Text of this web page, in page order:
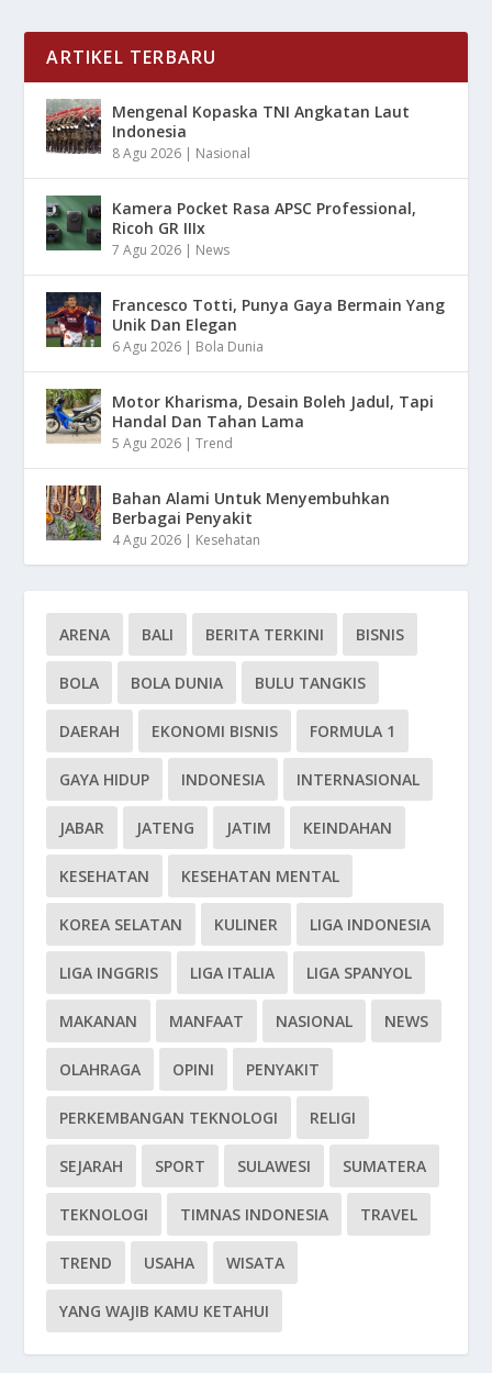
ARTIKEL TERBARU
Mengenal Kopaska TNI Angkatan Laut
Indonesia
8 Agu 2026 | Nasional
Kamera Pocket Rasa APSC Professional,
Ricoh GR IIIx
7 Agu 2026 | News
Francesco Totti, Punya Gaya Bermain Yang
Unik Dan Elegan
6 Agu 2026 | Bola Dunia
Motor Kharisma, Desain Boleh Jadul, Tapi
Handal Dan Tahan Lama
5 Agu 2026 |Trend
Bahan Alami Untuk Menyembuhkan
Berbagai Penyakit
4 Agu 2026 | Kesehatan
ARENA BALI BERITA TERKINI BISNIS
BOLA BOLA DUNIA BULU TANGKIS
DAERAH EKONOMI BISNIS FORMULA 1
GAYA HIDUP INDONESIA INTERNASIONAL
JABAR JATENG JATIM KEINDAHAN
KESEHATAN KESEHATAN MENTAL
KOREA SELATAN KULINER LIGA INDONESIA
LIGA INGGRIS LIGA ITALIA LIGA SPANYOL
MAKANAN MANFAAT NASIONAL NEWS
OLAHRAGA OPINI PENYAKIT
PERKEMBANGAN TEKNOLOGI RELIGI
SEJARAH SPORT SULAWESI SUMATERA
TEKNOLOGI TIMNAS INDONESIA TRAVEL
TREND USAHA WISATA
YANG WAJIB KAMU KETAHUI